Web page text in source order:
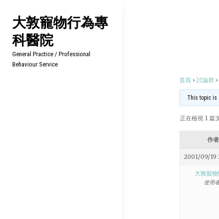
content
大敦寵物行為專
科醫院
General Practice / Professional
Behaviour Service
首頁 › 討論群 ›
This topic is
正在檢視 1 篇
作者
2001/09/19
大敦寵
使用